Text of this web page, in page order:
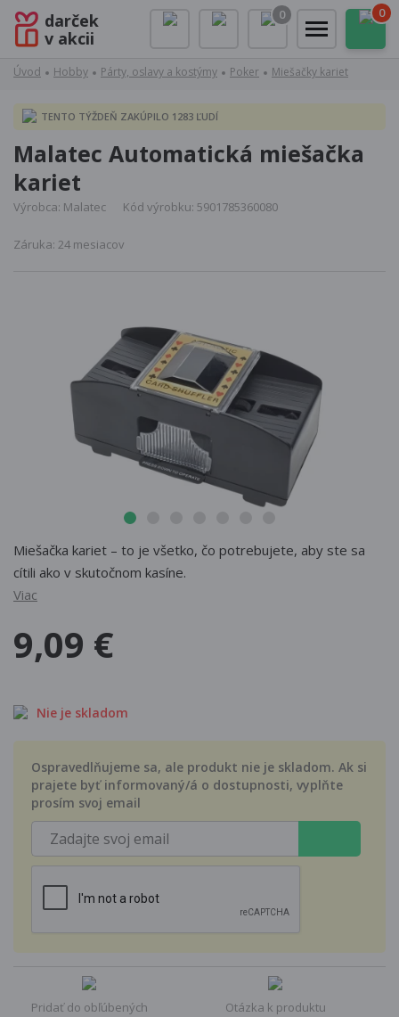
darček
v akcii
0 0
Úvod Hobby Párty, oslavy a kostýmy Poker Miešačky kariet
TENTO TÝŽDEŇ ZAKÚPILO 1283 ĽUDÍ
Malatec Automatická miešačka
kariet
Výrobca: Malatec Kód výrobku: 5901785360080
Záruka: 24 mesiacov
Miešačka kariet – to je všetko, čo potrebujete, aby ste sa
cítili ako v skutočnom kasíne.
Viac
9,09 €
Nie je skladom
Ospravedlňujeme sa, ale produkt nie je skladom. Ak si
prajete byť informovaný/á o dostupnosti, vyplňte
prosím svoj email
Pridať do obľúbených Otázka k produktu